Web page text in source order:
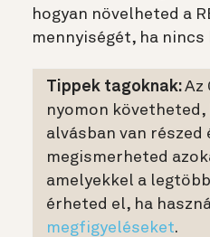
hogyan növelheted a
mennyiségét, ha nincs
Tippek tagoknak:Az
nyomon követheted,
alvásban van részed
megismerheted
amelyekkel a
érheted el, ha
megfigyeléseket.